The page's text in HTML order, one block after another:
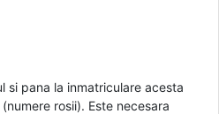
si pana la inmatriculare acesta
rosii). Este necesara